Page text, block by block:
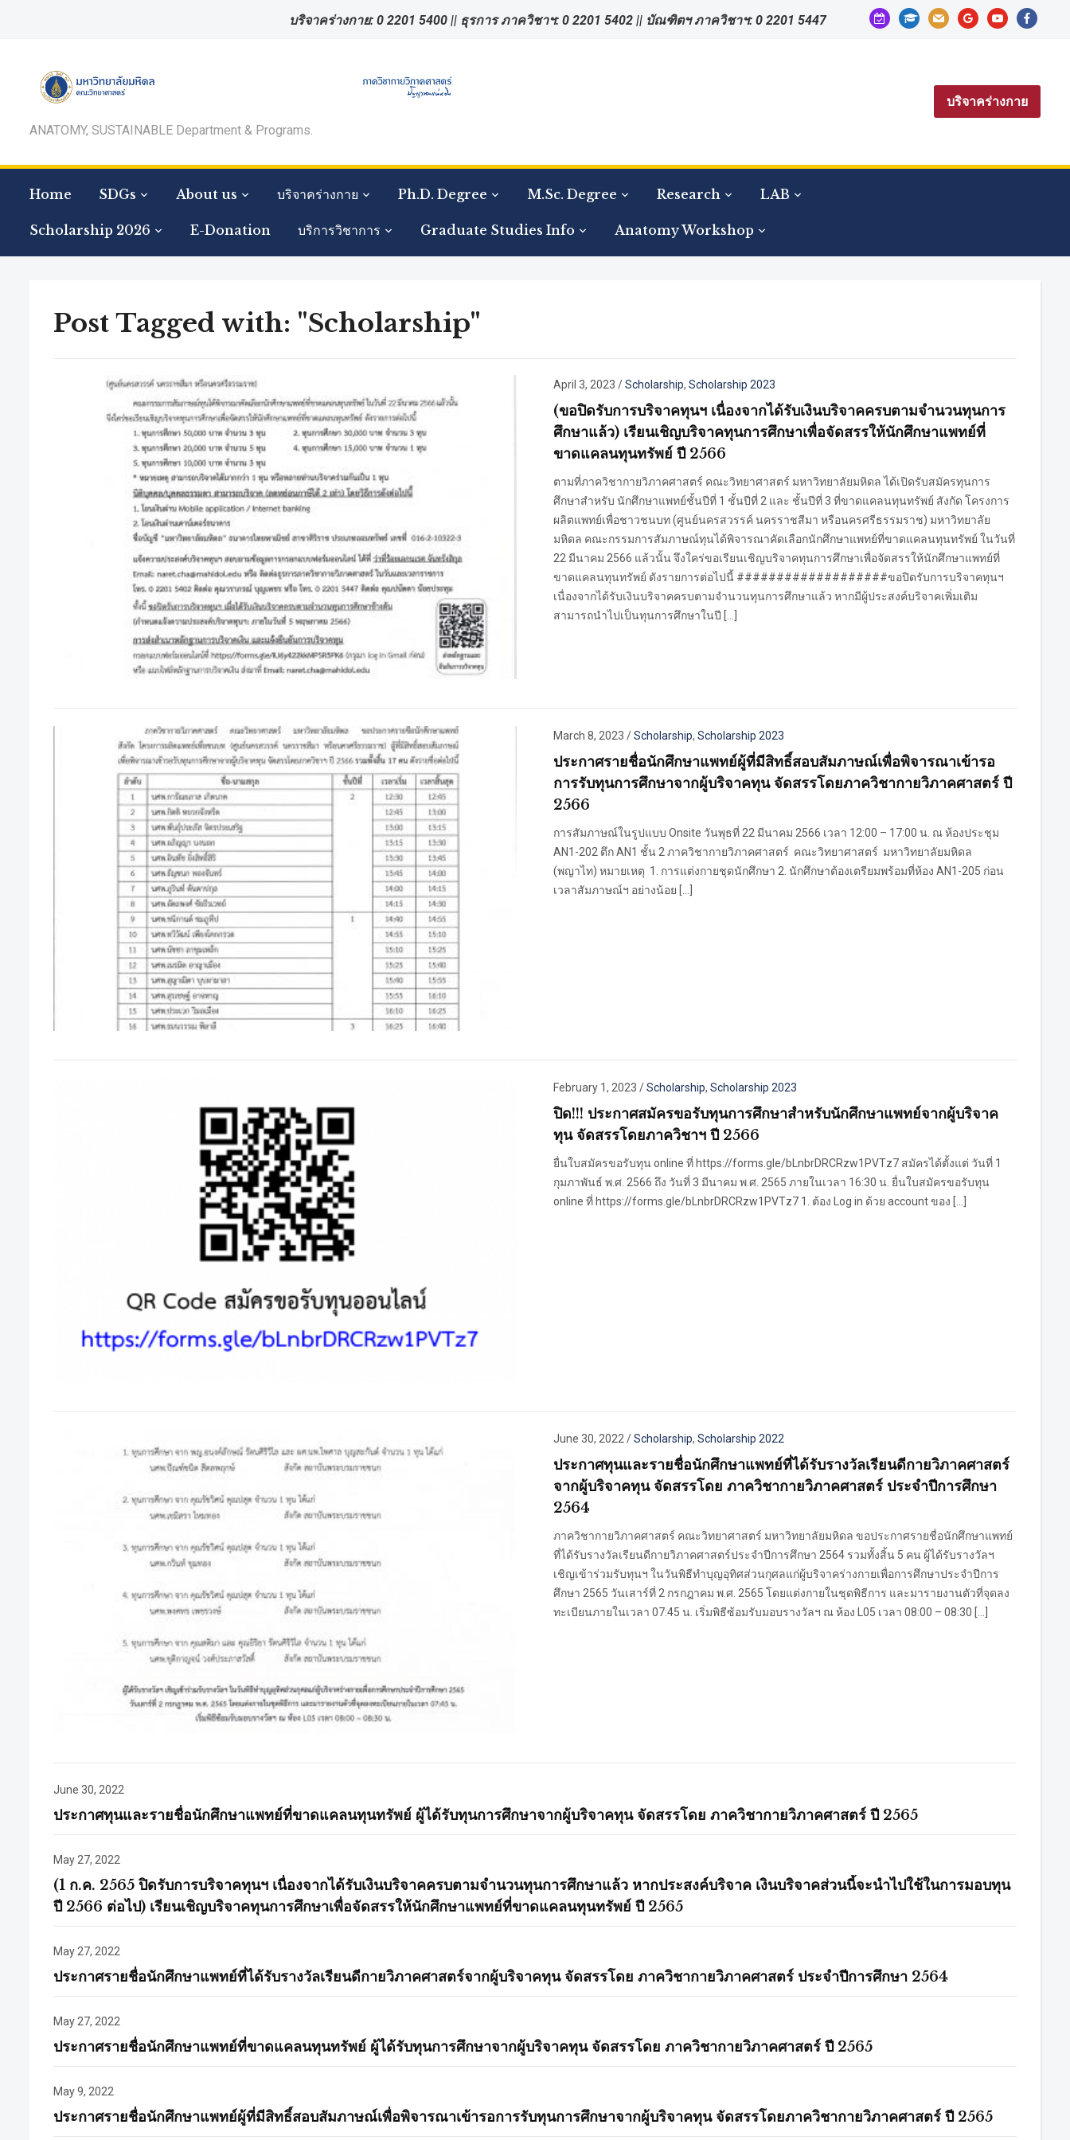
calendar-
check-
graduation-
cap
mail googleyoutubefacebook
บริจาคร่างกาย: 0 2201 5400 || ธุรการ ภาควิชาฯ: 0 2201 5402 || บัณฑิตฯ ภาควิชาฯ: 0 2201 5447
ANATOMY, SUSTAINABLE Department & Programs.
บริจาคร่างกาย
Home SDGs About us บริจาคร่างกาย Ph.D. Degree M.Sc. Degree Research LAB
Scholarship 2026 E-Donation บริการวิชาการ Graduate Studies Info Anatomy Workshop
Post Tagged with: "Scholarship"
April 3, 2023 /Scholarship,Scholarship 2023
(ขอปิดรับการบริจาคทุนฯ เนื่องจากได้รับเงินบริจาคครบตามจำนวนทุนการ
ศึกษาแล้ว ) เรียนเชิญบริจาคทุนการศึกษาเพื่อจัดสรรให้นักศึกษาแพทย์ที่
ขาดแคลนทุนทรัพย์ ปี 2566
ตามที่ภาควิชากายวิภาคศาสตร์ คณะวิทยาศาสตร์ มหาวิทยาลัยมหิดล ได้เปิดรับสมัครทุนการ
ศึกษาสำหรับ นักศึกษาแพทย์ชั้นปีที่ 1 ชั้นปีที่ 2 และ ชั้นปีที่ 3 ที่ขาดแคลนทุนทรัพย์ สังกัด โครงการ
ผลิตแพทย์เพื่อชาวชนบท (ศูนย์นครสวรรค์ นครราชสีมา หรือนครศรีธรรมราช) มหาวิทยาลัย
มหิดล คณะกรรมการสัมภาษณ์ทุนได้พิจารณาคัดเลือกนักศึกษาแพทย์ที่ขาดแคลนทุนทรัพย์ ในวันที่
22 มีนาคม 2566 แล้วนั้น จึงใคร่ขอเรียนเชิญบริจาคทุนการศึกษาเพื่อจัดสรรให้นักศึกษาแพทย์ที่
ขาดแคลนทุนทรัพย์ ดังรายการต่อไปนี้ ###################ขอปิดรับการบริจาคทุนฯ
เนื่องจากได้รับเงินบริจาคครบตามจำนวนทุนการศึกษาแล้ว หากมีผู้ประสงค์บริจาคเพิ่มเติม
สามารถนำไปเป็นทุนการศึกษาในปี […]
March 8, 2023 /Scholarship,Scholarship 2023
ประกาศรายชื่อนักศึกษาแพทย์ผู้ที่มีสิทธิ์สอบสัมภาษณ์เพื่อพิจารณาเข้ารอ
การรับทุนการศึกษาจากผู้บริจาคทุน จัดสรรโดยภาควิชากายวิภาคศาสตร์ ปี
2566
การสัมภาษณ์ในรูปแบบ Onsite วันพุธที่ 22 มีนาคม 2566 เวลา 12:00 – 17:00 น. ณ ห้องประชุม
AN1-202 ตึก AN1 ชั้น 2 ภาควิชากายวิภาคศาสตร์ คณะวิทยาศาสตร์ มหาวิทยาลัยมหิดล
(พญาไท) หมายเหตุ 1. การแต่งกายชุดนักศึกษา 2. นักศึกษาต้องเตรียมพร้อมที่ห้อง AN1-205 ก่อน
เวลาสัมภาษณ์ฯ อย่างน้อย […]
February 1, 2023 /Scholarship,Scholarship 2023
ปิด!!! ประกาศสมัครขอรับทุนการศึกษาสําหรับนักศึกษาแพทย์จากผู้บริจาค
ทุน จัดสรรโดยภาควิชาฯ ปี 2566
ยื่นใบสมัครขอรับทุน online ที่ https://forms.gle/bLnbrDRCRzw1PVTz7 สมัครได้ตั้งแต่ วันที่ 1
กุมภาพันธ์ พ.ศ. 2566 ถึง วันที่ 3 มีนาคม พ.ศ. 2565 ภายในเวลา 16:30 น. ยื่นใบสมัครขอรับทุน
online ที่ https://forms.gle/bLnbrDRCRzw1PVTz7 1. ต้อง Log in ด้วย account ของ […]
June 30, 2022 /Scholarship,Scholarship 2022
ประกาศทุนและรายชื่อนักศึกษาแพทย์ที่ได้รับรางวัลเรียนดีกายวิภาคศาสตร์
จากผู้บริจาคทุน จัดสรรโดย ภาควิชากายวิภาคศาสตร์ ประจำปีการศึกษา
2564
ภาควิชากายวิภาคศาสตร์ คณะวิทยาศาสตร์ มหาวิทยาลัยมหิดล ขอประกาศรายชื่อนักศึกษาแพทย์
ที่ได้รับรางวัลเรียนดีกายวิภาคศาสตร์ประจำปีการศึกษา 2564 รวมทั้งสิ้น 5 คน ผู้ได้รับรางวัลฯ
เชิญเข้าร่วมรับทุนฯ ในวันพิธีทําบุญอุทิศส่วนกุศลแก่ผู้บริจาคร่างกายเพื่อการศึกษาประจำปีการ
ศึกษา 2565 วันเสาร์ที่ 2 กรกฎาคม พ.ศ. 2565 โดยแต่งกายในชุดพิธีการ และมารายงานตัวที่จุดลง
ทะเบียนภายในเวลา 07:45 น. เริ่มพิธีซ้อมรับมอบรางวัลฯ ณ ห้อง L05 เวลา 08:00 – 08:30 […]
June 30, 2022
ประกาศทุนและรายชื่อนักศึกษาแพทย์ที่ขาดแคลนทุนทรัพย์ ผู้ได้รับทุนการศึกษาจากผู้บริจาคทุน จัดสรรโดย ภาควิชากายวิภาคศาสตร์ ปี 2565
May 27, 2022
(1 ก.ค. 2565 ปิดรับการบริจาคทุนฯ เนื่องจากได้รับเงินบริจาคครบตามจำนวนทุนการศึกษาแล้ว หากประสงค์บริจาค​ เงินบริจาคส่วนนี้จะนำไปใช้ในการมอบทุน
ปี 2566 ต่อไป) เรียนเชิญบริจาคทุนการศึกษาเพื่อจัดสรรให้นักศึกษาแพทย์ที่ขาดแคลนทุนทรัพย์ ปี 2565
May 27, 2022
ประกาศรายชื่อนักศึกษาแพทย์ที่ได้รับรางวัลเรียนดีกายวิภาคศาสตร์จากผู้บริจาคทุน จัดสรรโดย ภาควิชากายวิภาคศาสตร์ ประจำปีการศึกษา 2564
May 27, 2022
ประกาศรายชื่อนักศึกษาแพทย์ที่ขาดแคลนทุนทรัพย์ ผู้ได้รับทุนการศึกษาจากผู้บริจาคทุน จัดสรรโดย ภาควิชากายวิภาคศาสตร์ ปี 2565
May 9, 2022
ประกาศรายชื่อนักศึกษาแพทย์ผู้ที่มีสิทธิ์สอบสัมภาษณ์เพื่อพิจารณาเข้ารอการรับทุนการศึกษาจากผู้บริจาคทุน จัดสรรโดยภาควิชากายวิภาคศาสตร์ ปี 2565